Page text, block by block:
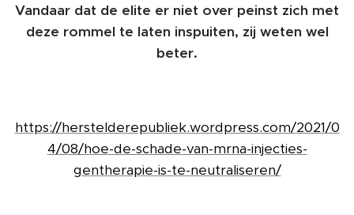
Vandaar dat de elite er niet over peinst zich met
deze rommel te laten inspuiten, zij weten wel
beter.
https://herstelderepubliek.wordpress.com/2021/0
4/08/hoe-de-schade-van-mrna-injecties-
gentherapie-is-te-neutraliseren/